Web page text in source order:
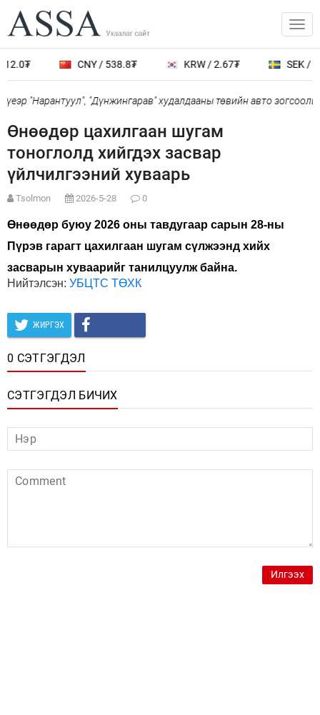
CNY / 538.8₮ KRW / 2.67₮ SEK /
"Нарантуул", "Дүнжингарав" худалдааны төвийн авто
Өнөөдөр цахилгаан шугам
тоноглолд хийгдэх засвар
үйлчилгээний хуваарь
Tsolmon 2026-5-28 0
Өнөөдөр буюу 2026 оны тавдугаар сарын 28-ны
Пүрэв гарагт цахилгаан шугам сүлжээнд хийх
засварын хуваарийг танилцуулж байна.
Нийтэлсэн: УБЦТС ТӨХК
ЖИРГЭХ
0 СЭТГЭГДЭЛ
СЭТГЭГДЭЛ БИЧИХ
Илгээх